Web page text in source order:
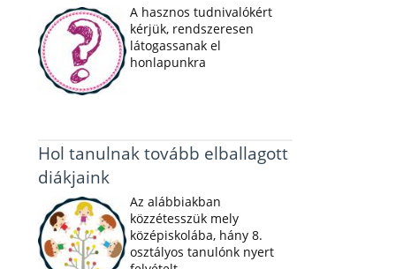
A hasznos tudnivalókért
kérjük, rendszeresen
látogassanak el
honlapunkra
Hol tanulnak tovább elballagott
diákjaink
Az alábbiakban
közzétesszük mely
középiskolába, hány 8.
osztályos tanulónk nyert